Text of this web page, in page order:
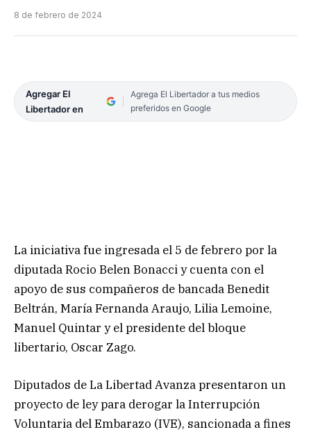
8 de febrero de 2024
Agregar El
Libertador en
Agrega El Libertador a tus medios
preferidos en Google
La iniciativa fue ingresada el 5 de febrero por la
diputada Rocio Belen Bonacci y cuenta con el
apoyo de sus compañeros de bancada Benedit
Beltrán, María Fernanda Araujo, Lilia Lemoine,
Manuel Quintar y el presidente del bloque
libertario, Oscar Zago.
Diputados de La Libertad Avanza presentaron un
proyecto de ley para derogar la Interrupción
Voluntaria del Embarazo (IVE), sancionada a fines